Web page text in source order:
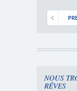
NOUS
RÊVES